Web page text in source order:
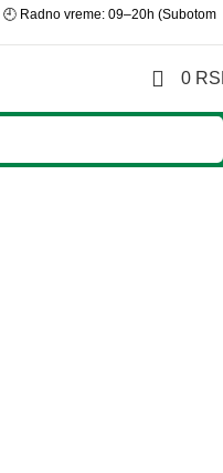
| 🕘 Radno vreme: 09–20h (Subotom
0